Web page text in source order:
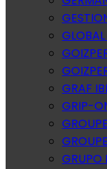
GRAF
GRIP-
GRUPO